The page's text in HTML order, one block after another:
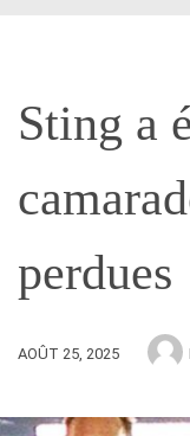
Sting a
perdues
AOÛT 25, 2025